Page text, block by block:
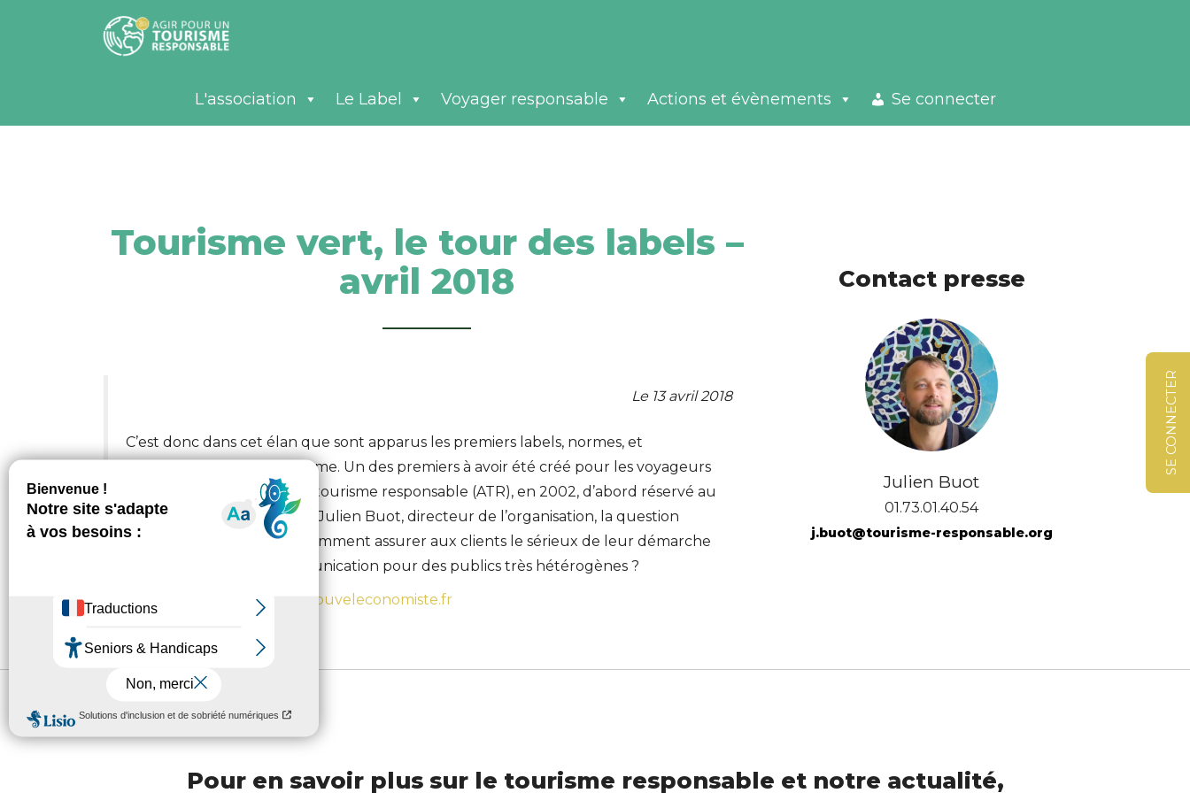
SE CONNECTER
L'association Le Label Voyager responsable Actions et évènements Se connecter
Tourisme vert, le tour des labels –
avril 2018
Le 13 avril 2018
C’est donc dans cet élan que sont apparus les premiers labels, normes, et
certifications dans le tourisme. Un des premiers à avoir été créé pour les voyageurs
est le réseau Agir pour un tourisme responsable (ATR), en 2002, d’abord réservé au
tourisme d’aventure. Pour Julien Buot, directeur de l’organisation, la question
cruciale a toujours été : “comment assurer aux clients le sérieux de leur démarche
tout en gérant une communication pour des publics très hétérogènes ?
Un dossier à retrouver sur
lenouveleconomiste.fr
Contact presse
Julien Buot
01.73.01.40.54
j.buot@tourisme-responsable.org
Pour en savoir plus sur le tourisme responsable et notre actualité,